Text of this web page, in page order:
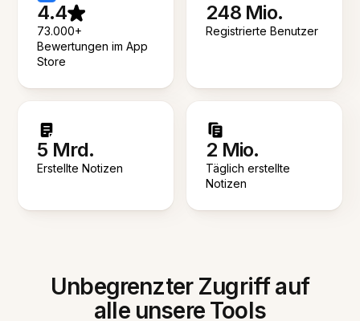
4.4
73.000+
Bewertungen im App
Store
248 Mio.
Registrierte Benutzer
5 Mrd.
Erstellte Notizen
2 Mio.
Täglich erstellte
Notizen
Unbegrenzter Zugriff auf
alle unsere Tools